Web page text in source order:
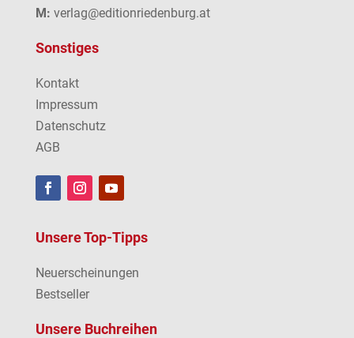
M: verlag@editionriedenburg.at
Sonstiges
Kontakt
Impressum
Datenschutz
AGB
Unsere Top-Tipps
Neuerscheinungen
Bestseller
Unsere Buchreihen